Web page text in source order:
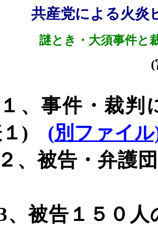
共産党による火炎
謎とき・大須事件
(
件・裁判に
) (別ファイ
告・弁護団
、被告１５０